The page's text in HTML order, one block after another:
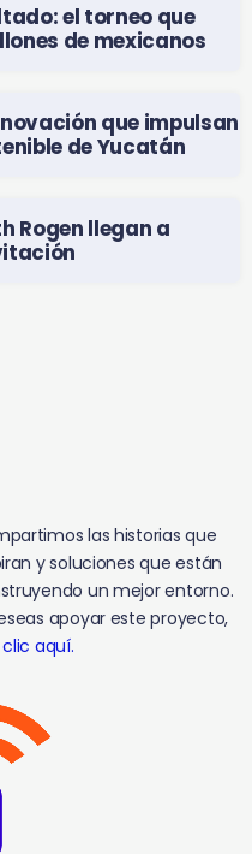
el torneo que
de mexicanos
que impulsan
de Yucatán
Rogen llegan a
las historias que
y soluciones que están
un mejor entorno.
apoyar este proyecto,
aquí.